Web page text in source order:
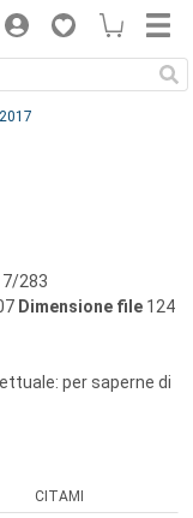
2017
283
Dimensione file 124
per saperne di
CITAMI